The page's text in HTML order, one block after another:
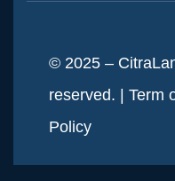
© 2025 –
reserved. | Term
Policy